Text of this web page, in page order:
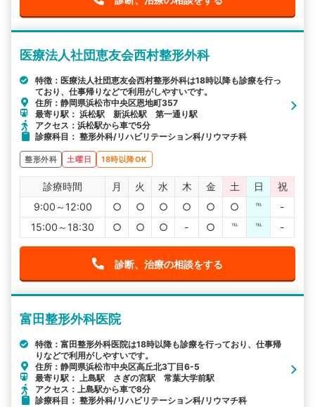
医療法人社団恵友会西村整形外科
特徴：医療法人社団恵友会西村整形外科は18時以降も診療を行っ
ており、仕事帰りなどで利用がしやすいです。
住所：静岡県浜松市中央区恩地町357
最寄り駅： 浜松駅 新浜松駅 第一通り駅
アクセス：浜松駅から車で5分
診療科目： 整形外科/リハビリテーション科/リウマチ科
整形外科 土曜日 18時以降OK
診療時間 月 火 水 木 金 土 日
祝
9:00～12:00
○ ○ ○ ○ ○ ○ ℡
-
15:00～18:30
○ ○ ○ - ○ ℡ ℡ -
診断、治療の相談をする
富田整形外科医院
特徴：富田整形外科医院は18時以降も診療を行っており、仕事帰
りなどで利用がしやすいです。
住所：静岡県浜松市中央区高丘北3丁目6-5
最寄り駅： 上島駅 さぎの宮駅 常葉大学前駅
アクセス：上島駅から車で8分
診療科目： 整形外科/リハビリテーション科/リウマチ科